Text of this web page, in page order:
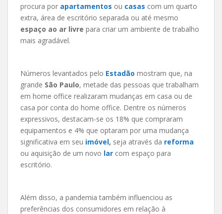
procura por apartamentos ou casas com um quarto
extra, área de escritório separada ou até mesmo
espaço ao ar livre para criar um ambiente de trabalho
mais agradável.
Números levantados pelo Estadão mostram que, na
grande São Paulo, metade das pessoas que trabalham
em home office realizaram mudanças em casa ou de
casa por conta do home office. Dentre os números
expressivos, destacam-se os 18% que compraram
equipamentos e 4% que optaram por uma mudança
significativa em seu imóvel, seja através da reforma
ou aquisição de um novo lar com espaço para
escritório.
Além disso, a pandemia também influenciou as
preferências dos consumidores em relação à